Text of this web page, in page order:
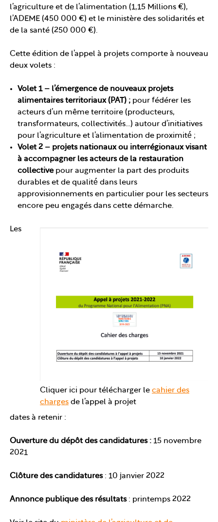
l’agriculture et de l’alimentation (1,15 Millions €),
l’ADEME (450 000 €) et le ministère des solidarités et
de la santé (250 000 €).
Cette édition de l’appel à projets comporte à nouveau
deux volets :
Volet 1 – l’émergence de nouveaux projets
alimentaires territoriaux (PAT) ; pour fédérer les
acteurs d’un même territoire (producteurs,
transformateurs, collectivités…) autour d’initiatives
pour l’agriculture et l’alimentation de proximité́ ;
Volet 2 – projets nationaux ou interrégionaux visant
à accompagner les acteurs de la restauration
collective pour augmenter la part des produits
durables et de qualité́ dans leurs
approvisionnements en particulier pour les secteurs
encore peu engagés dans cette démarche.
Cliquer ici pour télécharger le cahier des
charges de l’appel à projet
Les
dates à retenir :
Ouverture du dépôt des candidatures: 15 novembre
2021
Clôture des candidatures: 10 janvier 2022
Annonce publique des résultats: printemps 2022